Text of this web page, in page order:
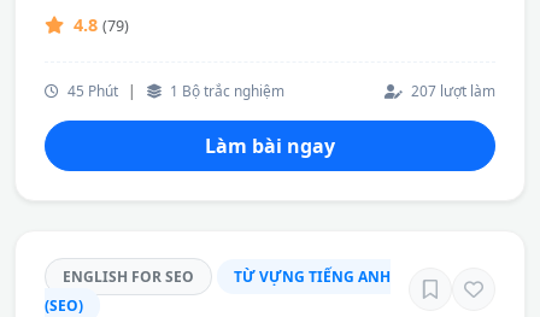
4.8 (79)
45 Phút | 1 Bộ trắc nghiệm 207 lượt làm
Làm bài ngay
ENGLISH FOR SEO
TỪ VỰNG TIẾNG ANH
(SEO)